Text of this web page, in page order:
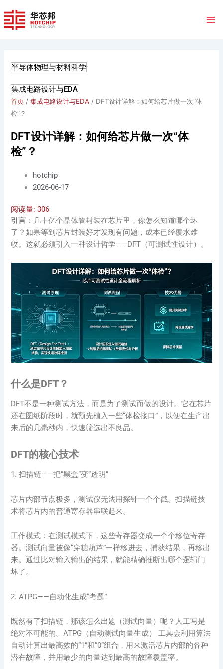
至
内
半导体物理与材料科学
集成电路设计与EDA
首页 /集成电路设计与EDA / DFT设计详解：如何给芯片做一次“体
检”？
DFT设计详解：如何给芯片做一次“体
检”？
hotchip
2026-06-17
阅读量: 306
引言 ：几十亿个晶体管封装在芯片里，你怎么知道哪个坏
了？如果等到芯片封装好才发现有问题，成本已经覆水难
收。这就必须引入一种设计哲学——DFT（可测试性设计）。
什么是DFT？
DFT不是一种测试方法，而是为了测试而做的设计。它在芯片
还在图纸阶段时，就预先植入一些“体检接口”，以便在生产出
来后的几毫秒内，快速筛选出不良品。
DFT的核心技术
1. 扫描链——把“黑盒”变“透明”
芯片内部节点极多，测试仪无法用探针一个个戳。扫描链技
术将芯片内的普通寄存器串联起来。
工作模式：在测试模式下，这些寄存器变成一个个移位寄存
器。测试向量被像“穿糖葫芦”一样移进去，捕获结果，再移出
来。通过比对输入输出的结果，就能精确推断出哪个逻辑门
坏了。
2. ATPG——自动化生成“考题”
既然有了扫描链，那该怎么出题（测试向量）呢？人工写是
绝对不可能的。ATPG（自动测试向量生成） 工具会利用算法
自动计算出最高效的“1”和“0”组合，用来激活芯片内部的各种
潜在故障，并用最少的向量达到最高的故障覆盖率。